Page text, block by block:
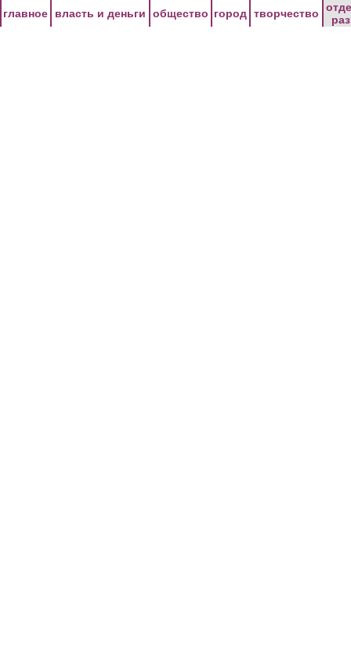
главное власть и деньги общество город творчество